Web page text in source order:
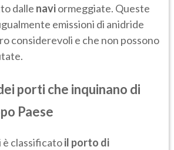
dalle naviormeggiate. Queste
emissioni di anidride
considerevoli e che non possono
porti che inquinano di
Paese
è classificatoil porto di